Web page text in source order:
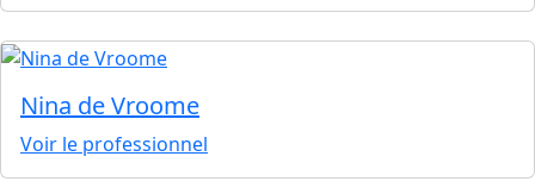
Nina de Vroome
Voir le professionnel